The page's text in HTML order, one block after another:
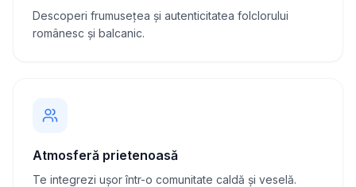
Descoperi frumusețea și autenticitatea folclorului
românesc și balcanic.
Atmosferă prietenoasă
Te integrezi ușor într-o comunitate caldă și veselă.